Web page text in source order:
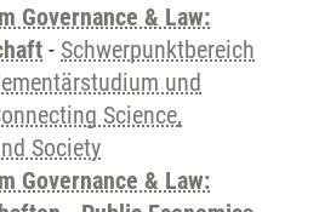
Governance & Law:
- Schwerpunktbereich
und
Science,
Society
Governance & Law: